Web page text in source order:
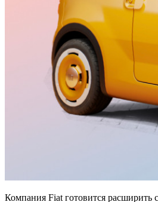
Компания Fiat готовится расширить